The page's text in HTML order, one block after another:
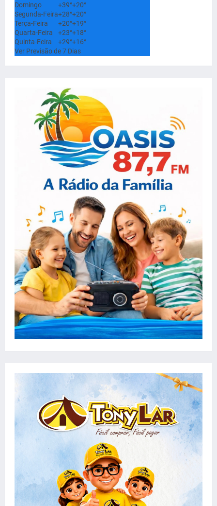
Domingo
+39°+20°
Segunda-Feira+28°+20°
Terça-Feira
+20°+19°
Quarta-Feira
+23°+18°
Quinta-Feira
+29°+16°
Ver Previsão de 7 Dias